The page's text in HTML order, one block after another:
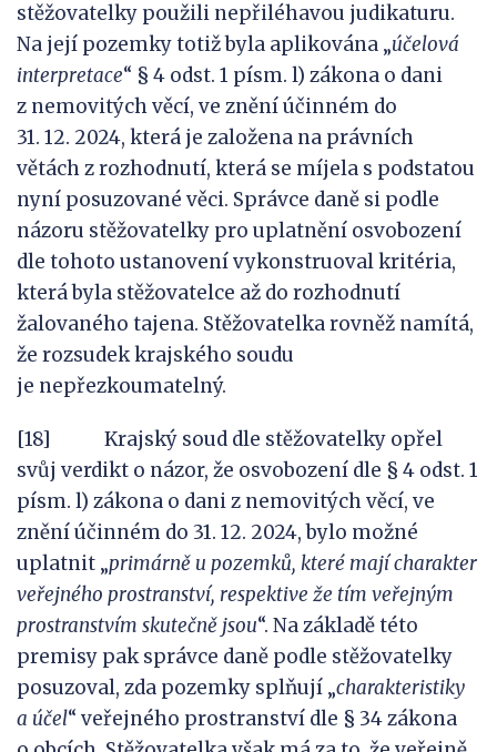
stěžovatelky použili nepřiléhavou judikaturu.
Na její pozemky totiž byla aplikována „účelová
interpretace“ § 4 odst. 1 písm. l) zákona o dani
z nemovitých věcí, ve znění účinném do
31. 12. 2024, která je založena na právních
větách z rozhodnutí, která se míjela s podstatou
nyní posuzované věci. Správce daně si podle
názoru stěžovatelky pro uplatnění osvobození
dle tohoto ustanovení vykonstruoval kritéria,
která byla stěžovatelce až do rozhodnutí
žalovaného tajena. Stěžovatelka rovněž namítá,
že rozsudek krajského soudu
je nepřezkoumatelný.
[18] Krajský soud dle stěžovatelky opřel
svůj verdikt o názor, že osvobození dle § 4 odst. 1
písm. l) zákona o dani z nemovitých věcí, ve
znění účinném do 31. 12. 2024, bylo možné
uplatnit „primárně u pozemků, které mají charakter
veřejného prostranství, respektive že tím veřejným
prostranstvím skutečně jsou“. Na základě této
premisy pak správce daně podle stěžovatelky
posuzoval, zda pozemky splňují „charakteristiky
a účel“ veřejného prostranství dle § 34 zákona